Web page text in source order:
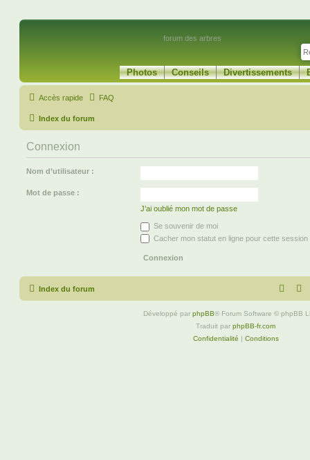
forum des arbres
Photos Conseils Divertissements
Accès rapide FAQ
Index du forum
Connexion
Nom d’utilisateur :
Mot de passe :
J’ai oublié mon mot de passe
Se souvenir de moi
Cacher mon statut en ligne pour cette session
Index du forum
Développé par phpBB® Forum Software © phpBB
Traduit par phpBB-fr.com
Confidentialité | Conditions